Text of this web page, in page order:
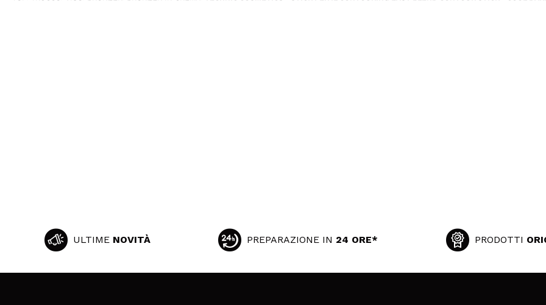
ULTIME NOVITÀ PREPARAZIONE IN 24 ORE* PRODOTTI